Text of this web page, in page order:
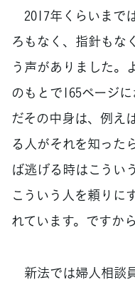
2017年くらいまで
ろもなく、指針もな
う声がありました。
のもとで165ページ
だその中身は、例え
る人がそれを知った
ば逃げる時はこうい
こういう人を頼りに
れています。ですか
新法では婦人相談